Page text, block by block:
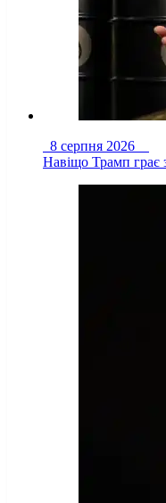
8 серпня 2026
Навіщо Трамп грає